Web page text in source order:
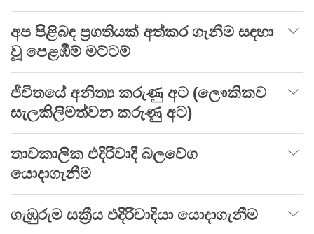
අප පිළිබඳ ප්‍රගතියක් අත්කර ගැනීම සඳහා
වූ පෙළඹීම් මට්ටම්
ජීවිතයේ අනිත්‍ය කරුණු අට (ලෞකිකව
සැලකිලිමත්වන කරුණු අට)
තාවකාලික එදිරිවාදී බලවේග
යොදාගැනීම
ගැඹුරුම සක්‍රීය එදිරිවාදියා යොදාගැනීම